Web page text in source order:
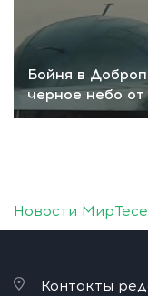
Бойня в
черное небо
Новости
Контакты